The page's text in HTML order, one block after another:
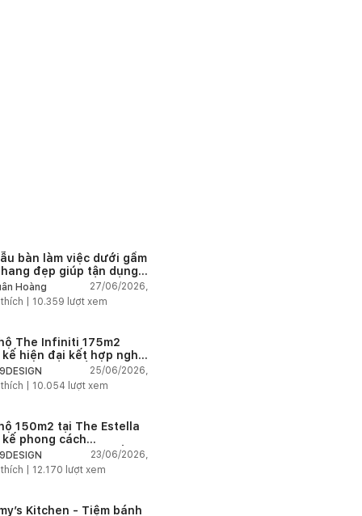
bàn làm việc dưới gầm
đẹp giúp tận dụng
tưởng chừng bị bỏ
Hoàng
27/06/2026,
| 10.359 lượt xem
The Infiniti 175m2
hiện đại kết hợp nghệ
Modern Art đầy cảm xúc
25/06/2026,
| 10.054 lượt xem
150m2 tại The Estella
phong cách
thanh lịch và ấm
23/06/2026,
| 12.170 lượt xem
Kitchen - Tiệm bánh